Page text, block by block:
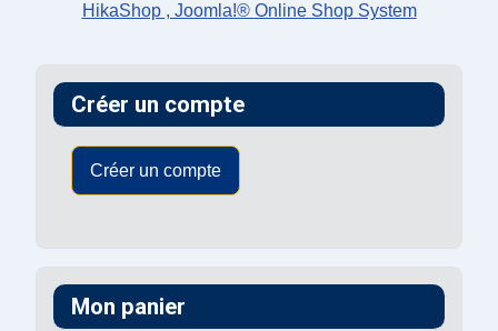
HikaShop , Joomla!® Online Shop System
Créer un compte
Créer un compte
Mon panier